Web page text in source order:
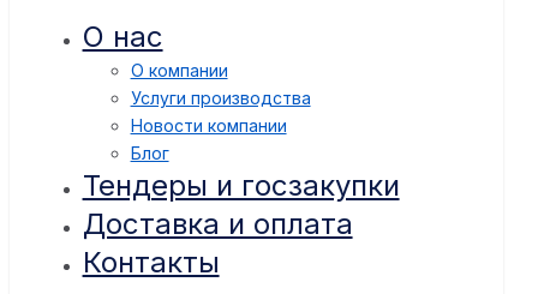
О нас
О компании
Услуги производства
Новости компании
Блог
Тендеры и госзакупки
Доставка и оплата
Контакты